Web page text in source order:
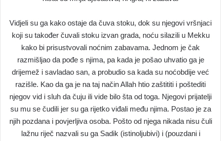
Vidjeli su ga kako ostaje da čuva stoku, dok su njegovi vršnjaci
koji su također čuvali stoku izvan grada, noću silazili u Mekku
kako bi prisustvovali noćnim zabavama. Jednom je čak
razmišljao da pođe s njima, pa kada je pošao uhvatio ga je
drijemež i savladao san, a probudio sa kada su noćobdije već
razišle. Kao da ga je na taj način Allah htio zaštititi i poštediti
njegov vid i sluh da čuju ili vide bilo šta od toga. Njegovi prijatelji
su mu se čudili jer su ga rijetko viđali među njima. Postao je za
njih pozdana i povjerljiva osoba. Pošto od njega nikada nisu čuli
lažnu riječ nazvali su ga Sadik (istinoljubivi) i (pouzdani i